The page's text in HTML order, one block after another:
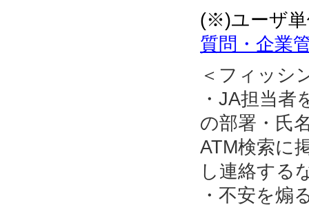
(※)ユーザ単
質問・企業
＜フィッシ
・JA担当
の部署・氏
ATM検索に
し連絡する
・不安を煽